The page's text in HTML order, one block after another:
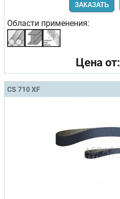
ЗАКАЗАТЬ
Области применения:
Цена от:
CS 710 XF